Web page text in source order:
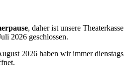
, daher ist unsere Theaterkasse
2026 geschlossen.
2026 haben wir immer dienstags